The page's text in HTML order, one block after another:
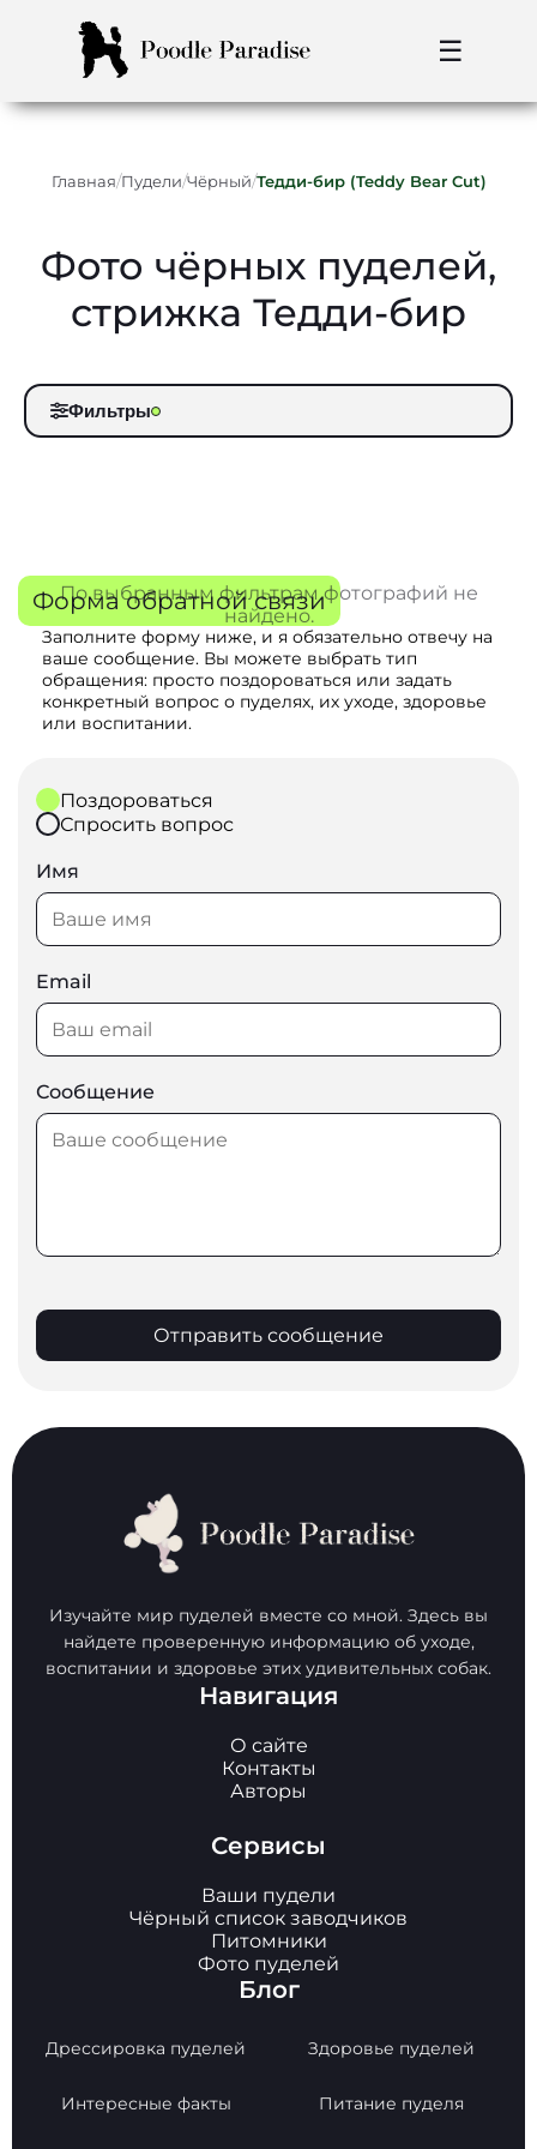
☰
Главная/Пудели/Чёрный/Тедди-бир (Teddy Bear Cut)
Фото чёрных пуделей,
стрижка Тедди-бир
Фильтры
По выбранным фильтрам фотографий не
найдено.
Форма обратной связи
Заполните форму ниже, и я обязательно отвечу на
ваше сообщение. Вы можете выбрать тип
обращения: просто поздороваться или задать
конкретный вопрос о пуделях, их уходе, здоровье
или воспитании.
Поздороваться
Спросить вопрос
Имя
Email
Сообщение
Отправить сообщение
Изучайте мир пуделей вместе со мной. Здесь вы
найдете проверенную информацию об уходе,
воспитании и здоровье этих удивительных собак.
Навигация
О сайте
Контакты
Авторы
Сервисы
Ваши пудели
Чёрный список заводчиков
Питомники
Фото пуделей
Блог
Дрессировка пуделей Здоровье пуделей
Интересные факты Питание пуделя